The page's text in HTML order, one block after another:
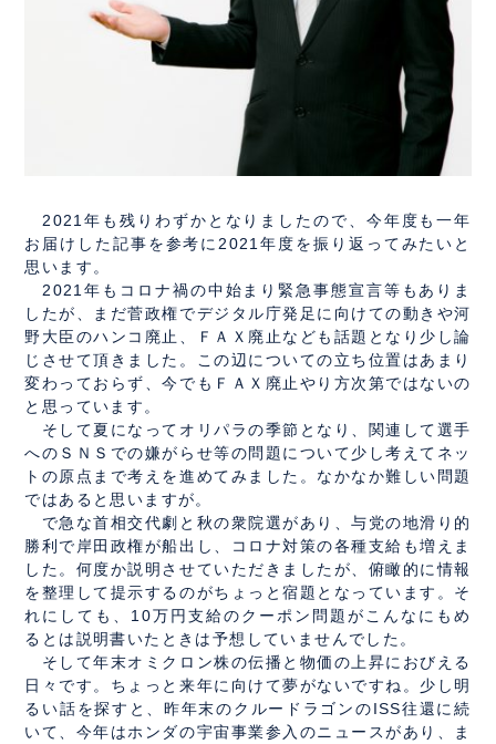
2021年も残りわずかとなりましたので、今年度も一年
お届けした記事を参考に2021年度を振り返ってみたいと
思います。
2021年もコロナ禍の中始まり緊急事態宣言等もありま
したが、まだ菅政権でデジタル庁発足に向けての動きや河
野大臣のハンコ廃止、ＦＡＸ廃止なども話題となり少し論
じさせて頂きました。この辺についての立ち位置はあまり
変わっておらず、今でもＦＡＸ廃止やり方次第ではないの
と思っています。
そして夏になってオリパラの季節となり、関連して選手
へのＳＮＳでの嫌がらせ等の問題について少し考えてネッ
トの原点まで考えを進めてみました。なかなか難しい問題
ではあると思いますが。
で急な首相交代劇と秋の衆院選があり、与党の地滑り的
勝利で岸田政権が船出し、コロナ対策の各種支給も増えま
した。何度か説明させていただきましたが、俯瞰的に情報
を整理して提示するのがちょっと宿題となっています。そ
れにしても、10万円支給のクーポン問題がこんなにもめ
るとは説明書いたときは予想していませんでした。
そして年末オミクロン株の伝播と物価の上昇におびえる
日々です。ちょっと来年に向けて夢がないですね。少し明
るい話を探すと、昨年末のクルードラゴンのISS往還に続
いて、今年はホンダの宇宙事業参入のニュースがあり、ま